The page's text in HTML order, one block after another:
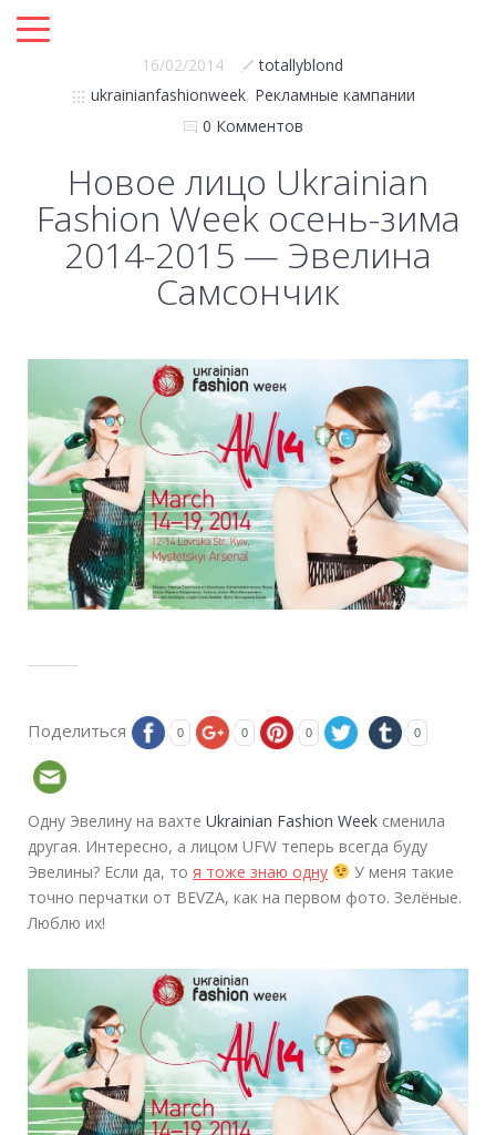
16/02/2014
totallyblond
ukrainianfashionweek, Рекламные кампании
0 Комментов
Новое лицо Ukrainian
Fashion Week осень-зима
2014-2015 — Эвелина
Самсончик
Поделиться 0 0 0 0
Одну Эвелину на вахте Ukrainian Fashion Week сменила
другая. Интересно, а лицом UFW теперь всегда буду
Эвелины? Если да, то я тоже знаю одну
У меня такие
точно перчатки от BEVZA, как на первом фото. Зелёные.
Люблю их!